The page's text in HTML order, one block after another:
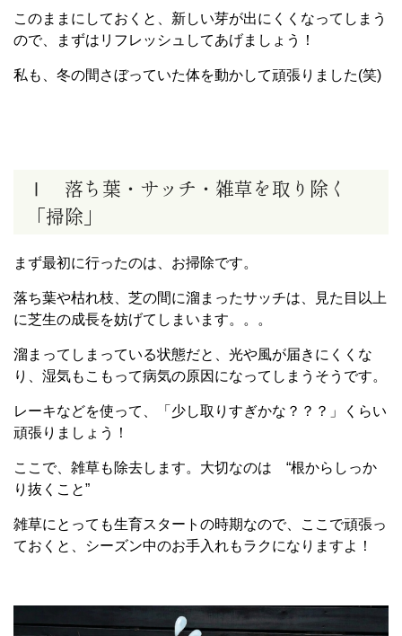
このままにしておくと、新しい芽が出にくくなってしまう
ので、まずはリフレッシュしてあげましょう！
私も、冬の間さぼっていた体を動かして頑張りました(笑)
Ⅰ 落ち葉・サッチ・雑草を取り除く
「掃除」
まず最初に行ったのは、お掃除です。
落ち葉や枯れ枝、芝の間に溜まったサッチは、見た目以上
に芝生の成長を妨げてしまいます。。。
溜まってしまっている状態だと、光や風が届きにくくな
り、湿気もこもって病気の原因になってしまうそうです。
レーキなどを使って、「少し取りすぎかな？？？」くらい
頑張りましょう！
ここで、雑草も除去します。大切なのは “根からしっか
り抜くこと”
雑草にとっても生育スタートの時期なので、ここで頑張っ
ておくと、シーズン中のお手入れもラクになりますよ！